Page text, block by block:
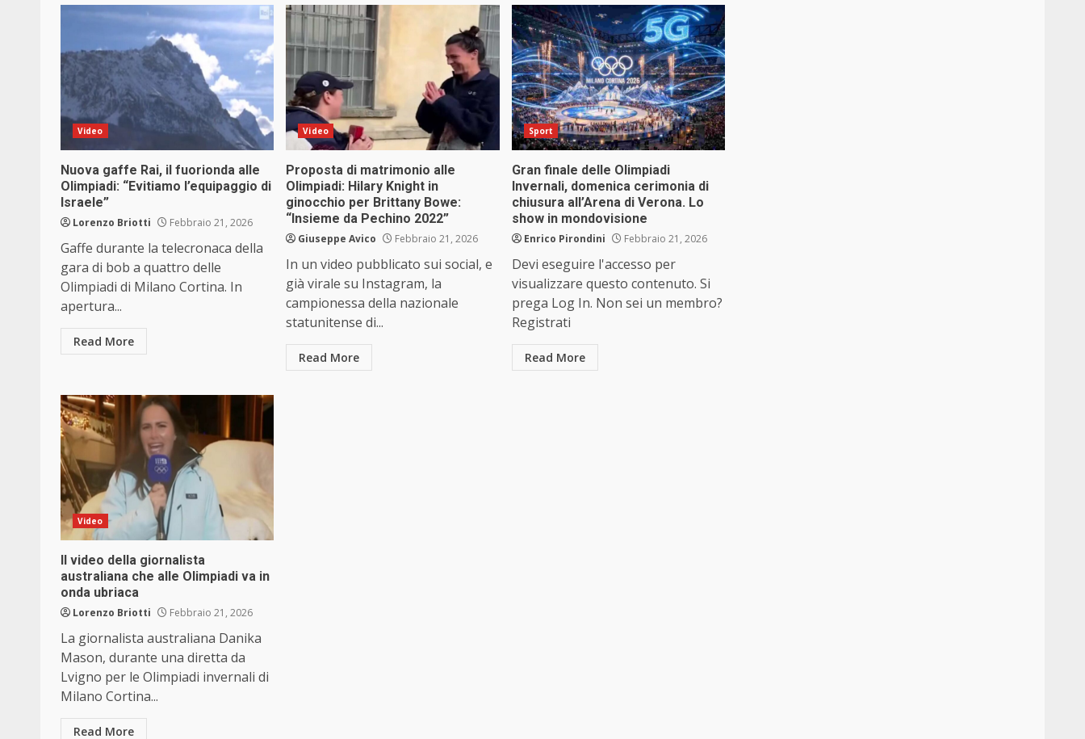
Video
Nuova gaffe Rai, il fuorionda alle
Olimpiadi: “Evitiamo l’equipaggio di
Israele”
Lorenzo Briotti Febbraio 21, 2026
Gaffe durante la telecronaca della
gara di bob a quattro delle
Olimpiadi di Milano Cortina. In
apertura...
Read More
Video
Proposta di matrimonio alle
Olimpiadi: Hilary Knight in
ginocchio per Brittany Bowe:
“Insieme da Pechino 2022”
Giuseppe Avico Febbraio 21, 2026
In un video pubblicato sui social, e
già virale su Instagram, la
campionessa della nazionale
statunitense di...
Read More
Sport
Gran finale delle Olimpiadi
Invernali, domenica cerimonia di
chiusura all’Arena di Verona. Lo
show in mondovisione
Enrico Pirondini Febbraio 21, 2026
Devi eseguire l'accesso per
visualizzare questo contenuto. Si
prega Log In. Non sei un membro?
Registrati
Read More
Video
Il video della giornalista
australiana che alle Olimpiadi va in
onda ubriaca
Lorenzo Briotti Febbraio 21, 2026
La giornalista australiana Danika
Mason, durante una diretta da
Lvigno per le Olimpiadi invernali di
Milano Cortina...
Read More